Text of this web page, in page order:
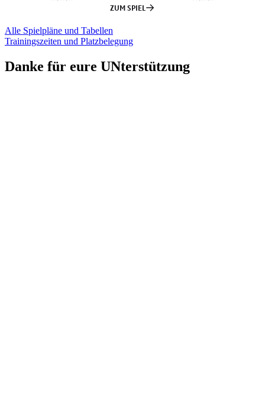
Alle Spielpläne und Tabellen
Trainingszeiten und Platzbelegung
Danke für eure UNterstützung